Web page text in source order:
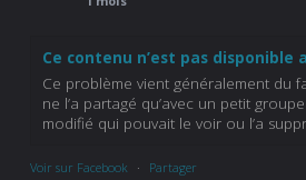
Ce contenu n’est pas disponible
Ce problème vient généralement du
ne l’a partagé qu’avec un petit
modifié qui pouvait le voir ou l’a
Voir sur Facebook · Partager